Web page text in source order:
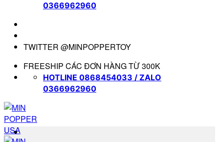
0366962960
TWITTER @MINPOPPERTOY
FREESHIP CÁC ĐƠN HÀNG TỪ 300K
HOTLINE 0868454033 / ZALO
0366962960